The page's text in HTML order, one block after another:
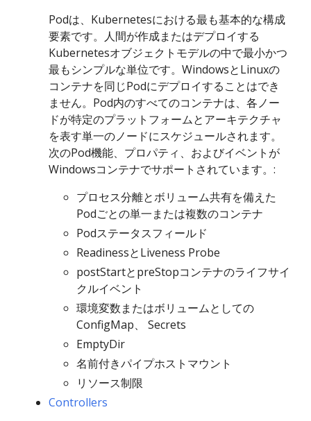
Podは、Kubernetesにおける最も基本的な構成
要素です。人間が作成またはデプロイする
Kubernetesオブジェクトモデルの中で最小かつ
最もシンプルな単位です。WindowsとLinuxの
コンテナを同じPodにデプロイすることはでき
ません。Pod内のすべてのコンテナは、各ノー
ドが特定のプラットフォームとアーキテクチャ
を表す単一のノードにスケジュールされます。
次のPod機能、プロパティ、およびイベントが
Windowsコンテナでサポートされています。:
プロセス分離とボリューム共有を備えた
Podごとの単一または複数のコンテナ
Podステータスフィールド
ReadinessとLiveness Probe
postStartとpreStopコンテナのライフサイ
クルイベント
環境変数またはボリュームとしての
ConfigMap、 Secrets
EmptyDir
名前付きパイプホストマウント
リソース制限
Controllers